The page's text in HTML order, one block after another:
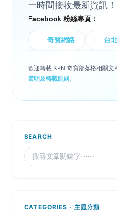
一時間接收最新資訊！
Facebook 粉絲專頁：
奇寶網路 台
歡迎轉載 KPN 奇寶部落格相關文
聲明及轉載原則 。
SEARCH
CATEGORIES · 主題分類